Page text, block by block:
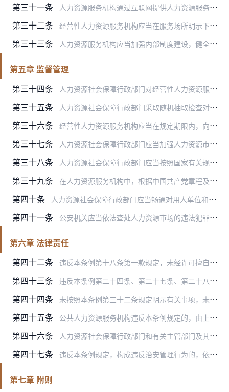
第三十一条 人力资源服务机构通过互联网提供人力资源服务的，应当遵守本条例和国家有关网络安全、互联网信息服务管理的规定。
第三十二条 经营性人力资源服务机构应当在服务场所明示下列事项，并接受人力资源社会保障行政部门和市场监督管理、价格等主管部门的监督检查：
第三十三条 人力资源服务机构应当加强内部制度建设，健全财务管理制度，建立服务台账，如实记录服务对象、服务过程、服务结果等信息。服务台账应当保存2年以上。
第五章 监督管理
第三十四条
人力资源社会保障行政部门对经营性人力资源服务机构实施监督检查，可以采取下列措施：
第三十五条 人力资源社会保障行政部门采取随机抽取检查对象、随机选派执法人员的方式实施监督检查。
第三十六条 经营性人力资源服务机构应当在规定期限内，向人力资源社会保障行政部门提交经营情况年度报告。人力资源社会保障行政部门可以依法公示或者引导经营性人力资源服务机构依法公…
第三十七条 人力资源社会保障行政部门应当加强人力资源市场诚信建设，把用人单位、个人和经营性人力资源服务机构的信用数据和失信情况等纳入市场诚信建设体系，建立守信激励和失信惩戒…
第三十八条 人力资源社会保障行政部门应当按照国家有关规定，对公共人力资源服务机构进行监督管理。
第三十九条 在人力资源服务机构中，根据中国共产党章程及有关规定，建立党的组织并开展活动，加强对流动党员的教育监督和管理服务。人力资源服务机构应当为中国共产党组织的活动提供必…
第四十条 人力资源社会保障行政部门应当畅通对用人单位和人力资源服务机构的举报投诉渠道，依法及时处理有关举报投诉。
第四十一条 公安机关应当依法查处人力资源市场的违法犯罪行为，人力资源社会保障行政部门予以配合。
第六章 法律责任
第四十二条
违反本条例第十八条第一款规定，未经许可擅自从事职业中介活动的，由人力资源社会保障行政部门予以关闭或者责令停止从事职业中介活动；有违法所得的，没收违法所得，并处1…
第四十三条 违反本条例第二十四条、第二十七条、第二十八条、第二十九条、第三十条、第三十一条规定，发布的招聘信息不真实、不合法，未依法开展人力资源服务业务的，由人力资源社会保…
第四十四条 未按照本条例第三十二条规定明示有关事项，未按照本条例第三十三条规定建立健全内部制度或者保存服务台账，未按照本条例第三十六条规定提交经营情况年度报告的，由人力资源…
第四十五条 公共人力资源服务机构违反本条例规定的，由上级主管机关责令改正；拒不改正的，对直接负责的主管人员和其他直接责任人员依法给予处分。
第四十六条 人力资源社会保障行政部门和有关主管部门及其工作人员有下列情形之一的，对直接负责的领导人员和其他直接责任人员依法给予处分：
第四十七条 违反本条例规定，构成违反治安管理行为的，依法给予治安管理处罚；构成犯罪的，依法追究刑事责任。
第七章 附则